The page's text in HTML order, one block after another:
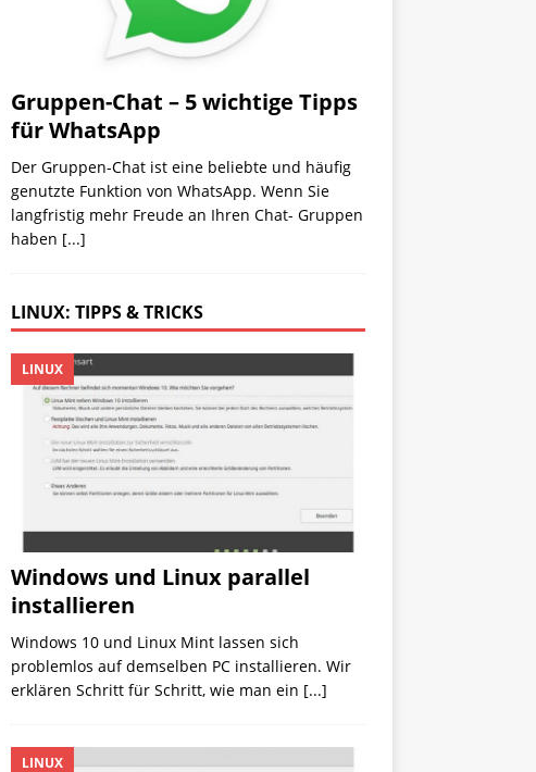
Gruppen-Chat – 5 wichtige Tipps
für WhatsApp
Der Gruppen-Chat ist eine beliebte und häufig
genutzte Funktion von WhatsApp. Wenn Sie
langfristig mehr Freude an Ihren Chat- Gruppen
haben [...]
LINUX: TIPPS & TRICKS
Windows und Linux parallel
installieren
LINUX
Windows 10 und Linux Mint lassen sich
problemlos auf demselben PC installieren. Wir
erklären Schritt für Schritt, wie man ein [...]
LINUX